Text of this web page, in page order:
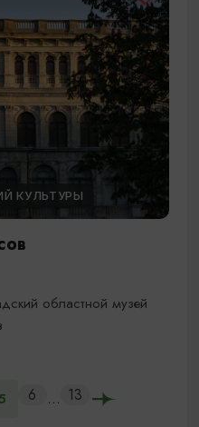
КУЛЬТУРЫ
областной музей
6 ... 13